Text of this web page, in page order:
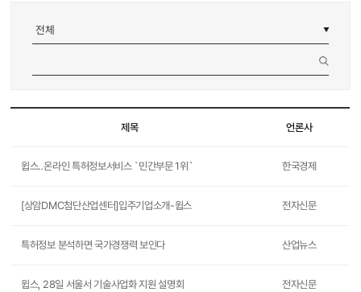
제목 언론사
윕스‥온라인 특허정보서비스 `민간부문 1위` 한국경제
[상암DMC첨단산업센터]입주기업소개-윕스 전자신문
특허정보 분석하면 국가경쟁력 보인다 산업뉴스
윕스, 28일 서울서 기술사업화 지원 설명회 전자신문